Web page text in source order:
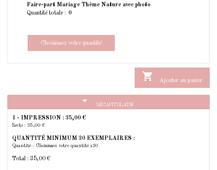
Faire-part Mariage Thème Nature avec photo
Quantité totale :
Choisissez votre quantité
 Ajouter au panier
arrow_drop_down RÉCAPITULATIF
1 - IMPRESSION : 35,00 €
Recto : 35,00 €
QUANTITÉ MINIMUM 30 EXEMPLAIRES :
Quantité - Choisissez votre quantité x30
Total : 35,00 €